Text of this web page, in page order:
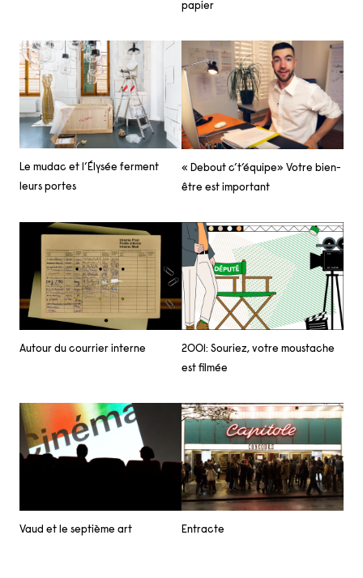
papier
Le mudac et l’Élysée ferment
leurs portes
« Debout c’t’équipe» Votre bien-
être est important
Autour du courrier interne
2001: Souriez, votre moustache
est filmée
Vaud et le septième art Entracte